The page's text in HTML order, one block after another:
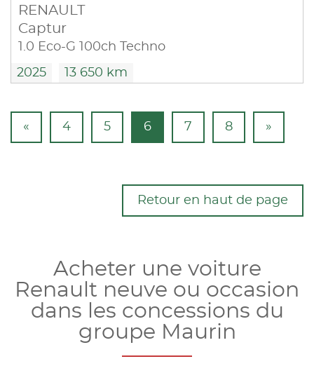
RENAULT
Captur
1.0 Eco-G 100ch Techno
2025 13 650 km
« 4 5 6 7 8 »
Retour en haut de page
Acheter une voiture
Renault neuve ou occasion
dans les concessions du
groupe Maurin